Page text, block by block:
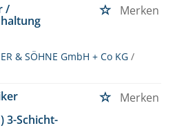
/ Merken
& SÖHNE GmbH + Co KG /
3-Schicht-
Merken